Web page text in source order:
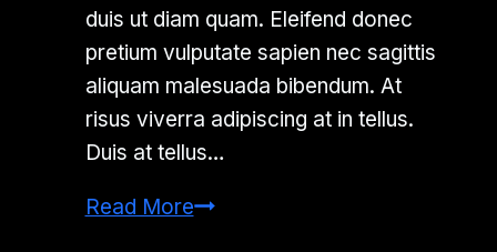
duis ut diam quam. Eleifend donec
pretium vulputate sapien nec sagittis
aliquam malesuada bibendum. At
risus viverra adipiscing at in tellus.
Duis at tellus…
Read More5